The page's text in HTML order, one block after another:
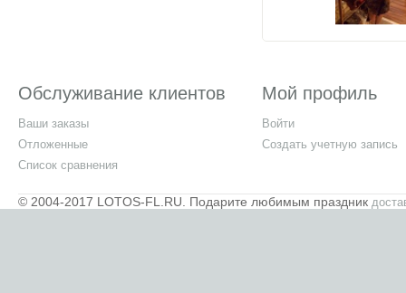
Обслуживание клиентов
Ваши заказы
Отложенные
Список сравнения
Мой профиль
Войти
Создать учетную запись
© 2004-2017 LOTOS-FL.RU. Подарите любимым праздник